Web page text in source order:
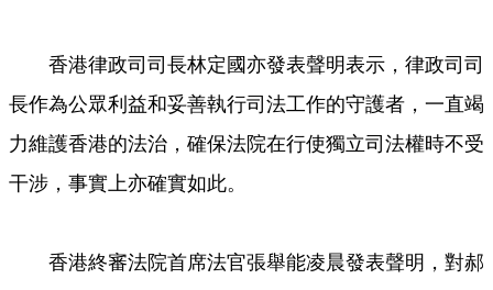
香港律政司司長林定國亦發表聲明表示，律政司司
長作為公眾利益和妥善執行司法工作的守護者，一直竭
力維護香港的法治，確保法院在行使獨立司法權時不受
干涉，事實上亦確實如此。
香港終審法院首席法官張舉能凌晨發表聲明，對郝